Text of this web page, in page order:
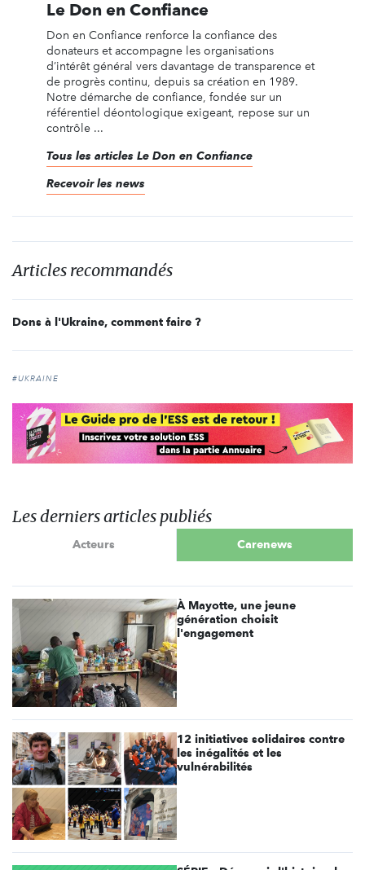
Le Don en Confiance
Don en Confiance renforce la confiance des
donateurs et accompagne les organisations
d’intérêt général vers davantage de transparence et
de progrès continu, depuis sa création en 1989.
Notre démarche de confiance, fondée sur un
référentiel déontologique exigeant, repose sur un
contrôle ...
Tous les articles Le Don en Confiance
Recevoir les news
Articles recommandés
Dons à l'Ukraine, comment faire ?
#UKRAINE
Les derniers articles publiés
Acteurs Carenews
À Mayotte, une jeune
génération choisit
l'engagement
12 initiatives solidaires contre
les inégalités et les
vulnérabilités